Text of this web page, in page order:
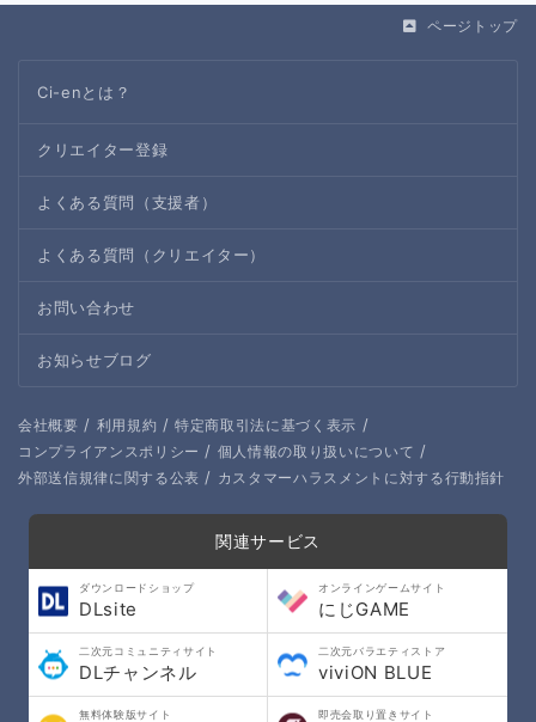
ページトップ
Ci-enとは？
クリエイター登録
よくある質問（支援者）
よくある質問（クリエイター）
お問い合わせ
お知らせブログ
会社概要 / 利用規約 / 特定商取引法に基づく表示 /
コンプライアンスポリシー / 個人情報の取り扱いについて /
外部送信規律に関する公表 / カスタマーハラスメントに対する行動指針
関連サービス
ダウンロードショップ
DLsite
オンラインゲームサイト
にじGAME
二次元コミュニティサイト
DLチャンネル
二次元バラエティストア
viviON BLUE
無料体験版サイト 即売会取り置きサイト